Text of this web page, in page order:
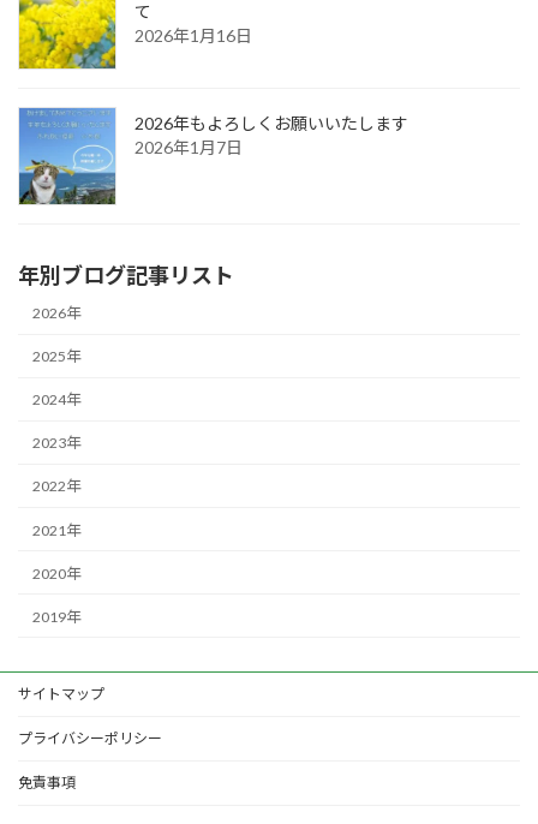
て
2026年1月16日
2026年もよろしくお願いいたします
2026年1月7日
年別ブログ記事リスト
2026年
2025年
2024年
2023年
2022年
2021年
2020年
2019年
サイトマップ
プライバシーポリシー
免責事項